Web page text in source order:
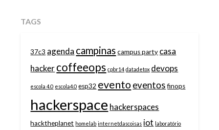
TAGS
37c3 agenda campinas campus party casa
hackercoffeeops cpbr14 datadetox devops
escola 4.0 escola4.0 esp32 evento eventos finops
hackerspace hackerspaces
hacktheplanet homelab internetdascoisas iot laboratório